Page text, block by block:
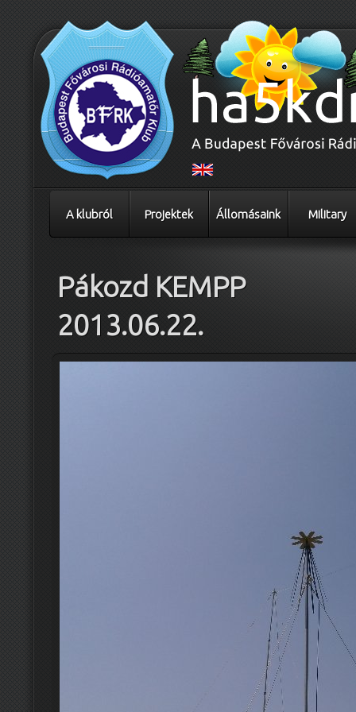
A klubról Projektek Állomásaink Military
Pákozd KEMPP
2013.06.22.